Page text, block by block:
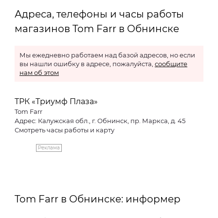
Адреса, телефоны и часы работы
магазинов Tom Farr в Обнинске
Мы ежедневно работаем над базой адресов, но если
вы нашли ошибку в адресе, пожалуйста, сообщите
нам об этом
ТРК «Триумф Плаза»
Tom Farr
Адрес: Калужская обл., г. Обнинск, пр. Маркса, д. 45
Смотреть часы работы и карту
Реклама
Tom Farr в Обнинске: информер